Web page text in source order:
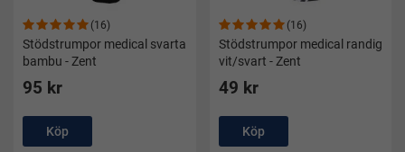
(16)
Stödstrumpor medical svarta
bambu - Zent
95 kr
Köp
(16)
Stödstrumpor medical randig
vit/svart - Zent
49 kr
Köp